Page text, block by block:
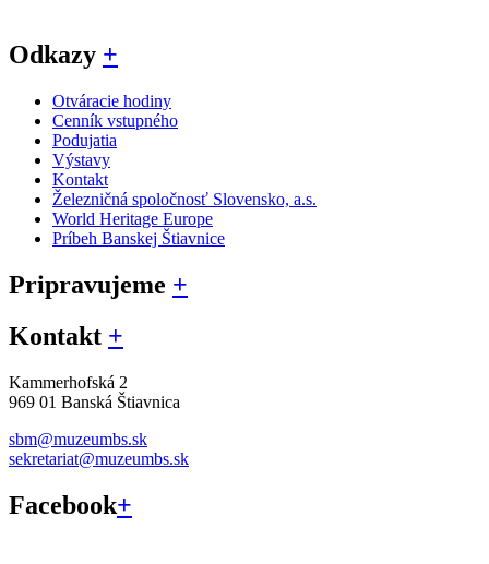
Odkazy +
Otváracie hodiny
Cenník vstupného
Podujatia
Výstavy
Kontakt
Železničná spoločnosť Slovensko, a.s.
World Heritage Europe
Príbeh Banskej Štiavnice
Pripravujeme +
Kontakt +
Kammerhofská 2
969 01 Banská Štiavnica
sbm@muzeumbs.sk
sekretariat@muzeumbs.sk
Facebook+